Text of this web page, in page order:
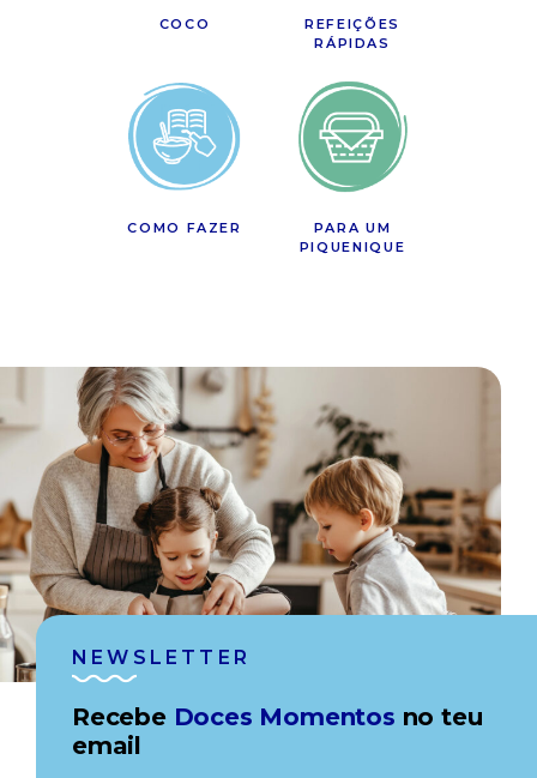
COCO
REFEIÇÕES
RÁPIDAS
COMO FAZER
PARA UM
PIQUENIQUE
NEWSLETTER
Recebe Doces Momentos no teu
email